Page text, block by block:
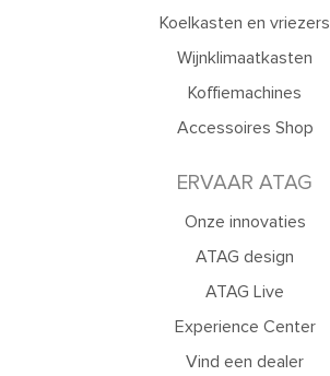
Koelkasten en vriezers
Wijnklimaatkasten
Koffiemachines
Accessoires Shop
ERVAAR ATAG
Onze innovaties
ATAG design
ATAG Live
Experience Center
Vind een dealer